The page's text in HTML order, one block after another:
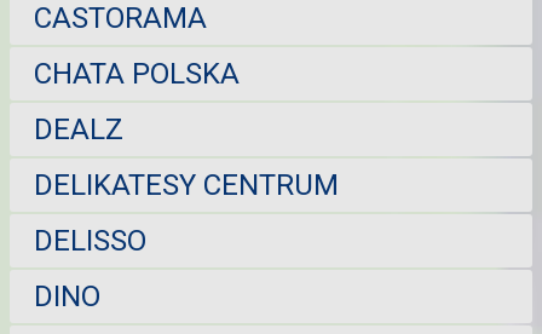
CASTORAMA
CHATA POLSKA
DEALZ
DELIKATESY CENTRUM
DELISSO
DINO